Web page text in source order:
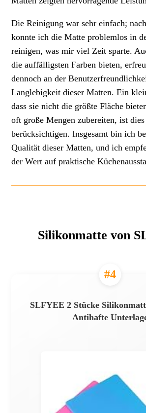
Die Reinigung war sehr einfach;
konnte ich die Matte problemlos in
reinigen, was mir viel Zeit sparte.
die auffälligsten Farben bieten,
dennoch an der
Langlebigkeit dieser Matten. Ein
dass sie nicht die größte Fläche
oft große Mengen zubereiten, ist dies
berücksichtigen. Insgesamt bin ich
Qualität dieser Matten, und ich
der Wert auf praktische
Silikonmatte von
#4
SLFYEE 2 Stücke
Antihafte